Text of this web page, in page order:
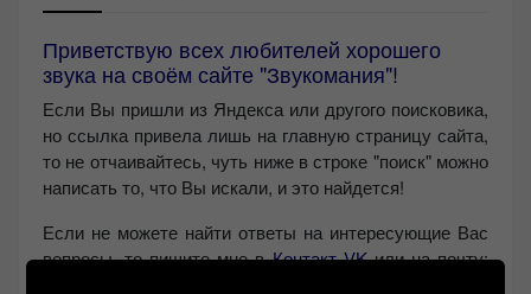
Приветствую всех любителей хорошего
звука на своём сайте "Звукомания"!
Если Вы пришли из Яндекса или другого поисковика,
но ссылка привела лишь на главную страницу сайта,
то не отчаивайтесь, чуть ниже в строке "поиск" можно
написать то, что Вы искали, и это найдется!
Если не можете найти ответы на интересующие Вас
вопросы, то пишите мне вКонтакт VKили на почту: